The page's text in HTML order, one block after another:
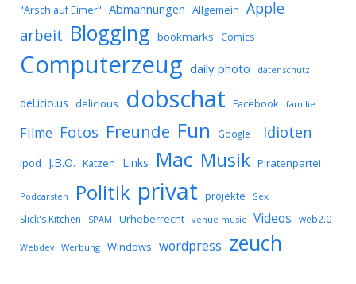
"Arsch auf Eimer" Abmahnungen Allgemein Apple
arbeit Blogging bookmarks Comics
Computerzeug daily photo datenschutz
del.icio.us delicious dobschat Facebook familie
Filme Fotos Freunde Fun Google+ Idioten
ipod J.B.O. Katzen Links Mac Musik Piratenpartei
Podcarsten Politik privat projekte Sex
Slick's Kitchen SPAM Urheberrecht venue music Videos web2.0
Webdev Werbung Windows wordpress zeuch